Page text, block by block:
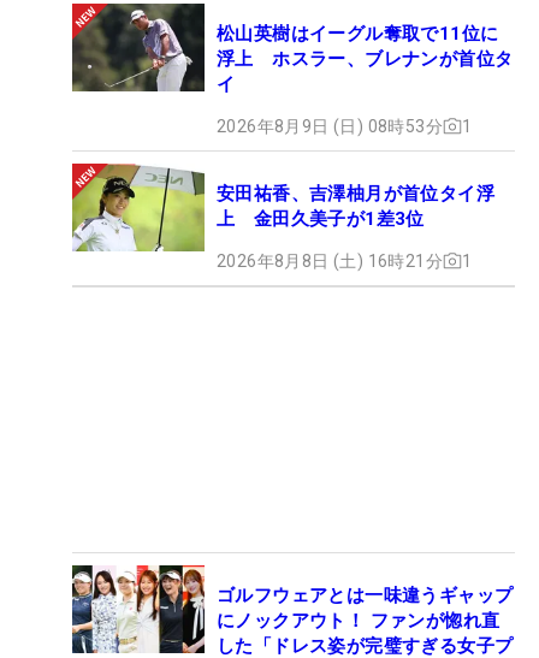
松山英樹はイーグル奪取で11位に
浮上 ホスラー、ブレナンが首位タ
イ
2026年8月9日 (日) 08時53分 1
安田祐香、吉澤柚月が首位タイ浮
上 金田久美子が1差3位
2026年8月8日 (土) 16時21分 1
ゴルフウェアとは一味違うギャップ
にノックアウト！ ファンが惚れ直
した「ドレス姿が完璧すぎる女子プ